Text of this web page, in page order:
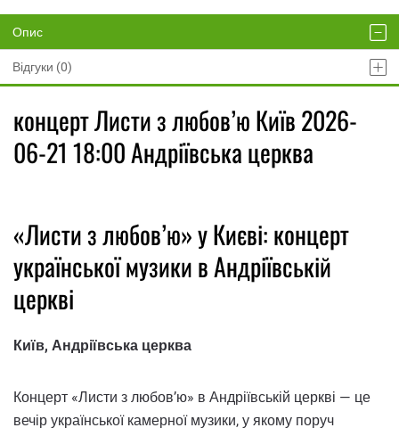
Опис
Відгуки (0)
концерт Листи з любов’ю Київ 2026-
06-21 18:00 Андріївська церква
«Листи з любов’ю» у Києві: концерт
української музики в Андріївській
церкві
Київ, Андріївська церква
Концерт «Листи з любов’ю» в Андріївській церкві — це
вечір української камерної музики, у якому поруч